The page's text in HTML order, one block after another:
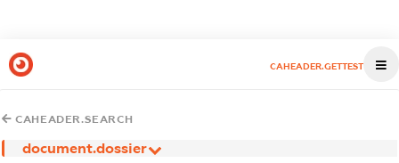
CAHEADER.GETTEST
CAHEADER.SEARCH
document.dossier